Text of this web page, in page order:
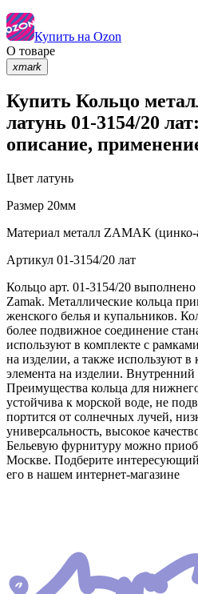
Купить на Ozon
О товаре
xmark
Купить Кольцо
латунь 01-3154/20
описание,
Цвет латунь
Размер 20мм
Материал металл ZAMAK
Артикул 01-3154/20 лат
Кольцо арт. 01-3154/20 выполнено
Zamak. Металлические кольца
женского белья и купальников.
более подвижное соединение
используют в комплекте с
на изделии, а также используют в
элемента на изделии.
Преимущества кольца для
устойчива к морской воде, не
портится от солнечных лучей,
универсальность, высокое
Бельевую фурнитуру можно
Москве. Подберите
его в нашем интернет-магазине